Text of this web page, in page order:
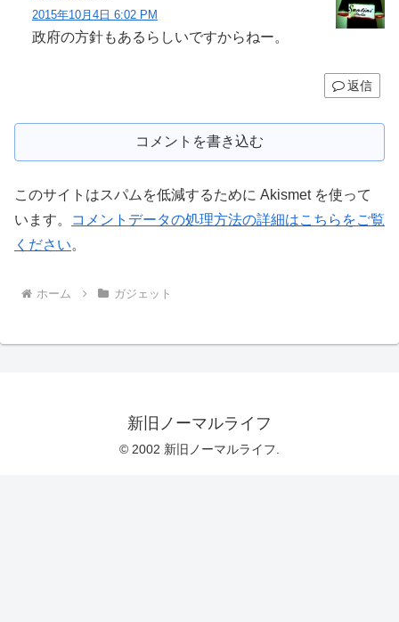
2015年10月4日 6:02 PM
政府の方針もあるらしいですからねー。
返信
コメントを書き込む
このサイトはスパムを低減するために Akismet を使って
います。
コメントデータの処理方法の詳細はこちらをご覧
ください。
ホーム ガジェット
新旧ノーマルライフ
© 2002 新旧ノーマルライフ.